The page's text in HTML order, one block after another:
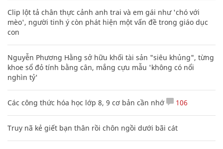
Clip lột tả chân thực cảnh anh trai và em gái như 'chó với
mèo', người tinh ý còn phát hiện một vấn đề trong giáo dục
con
Nguyễn Phương Hằng sở hữu khối tài sản "siêu khủng", từng
khoe sổ đỏ tính bằng cân, mắng cựu mẫu 'không có nổi
nghìn tỷ'
Các công thức hóa học lớp 8, 9 cơ bản cần nhớ 106
Truy nã kẻ giết bạn thân rồi chôn ngồi dưới bãi cát